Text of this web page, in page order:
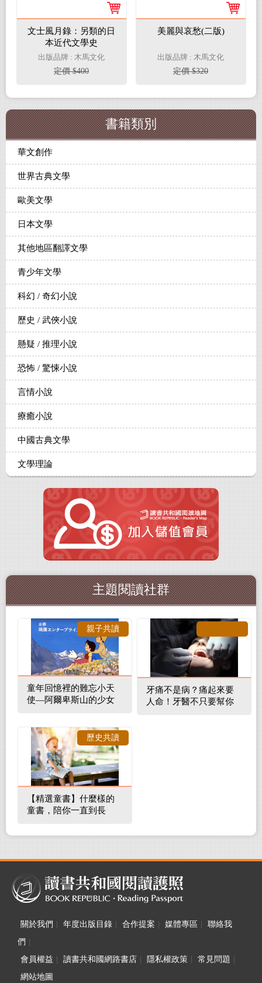
文士風月錄：另類的日
本近代文學史
出版品牌 : 木馬文化
定價 $400
美麗與哀愁(二版)
出版品牌 : 木馬文化
定價 $320
書籍類別
華文創作
世界古典文學
歐美文學
日本文學
其他地區翻譯文學
青少年文學
科幻 / 奇幻小說
歷史 / 武俠小說
懸疑 / 推理小說
恐怖 / 驚悚小說
言情小說
療癒小說
中國古典文學
文學理論
主題閱讀社群
童年回憶裡的難忘小天
使—阿爾卑斯山的少女
親子共讀
牙痛不是病？痛起來要
人命！牙醫不只要幫你
【精選童書】什麼樣的
童書，陪你一直到長
歷史共讀
關於我們 年度出版目錄 合作提案 媒體專區
聯絡我
們
會員權益
讀書共和國網路書店 隱私權政策 常見問題
網站地圖